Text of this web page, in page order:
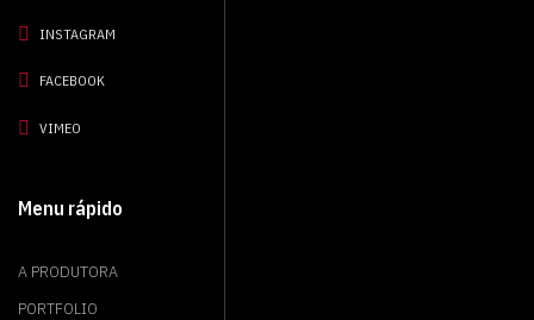
INSTAGRAM
FACEBOOK
VIMEO
Menu rápido
A PRODUTORA
PORTFOLIO